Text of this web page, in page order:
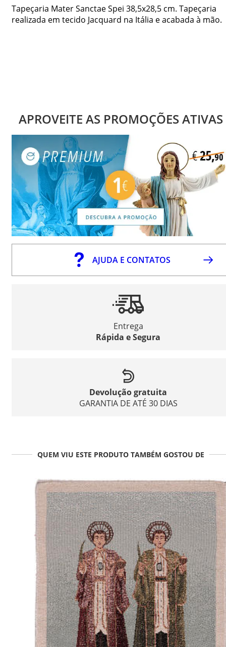
Tapeçaria Mater Sanctae Spei 38,5x28,5 cm. Tapeçaria
realizada em tecido Jacquard na Itália e acabada à mão.
APROVEITE AS PROMOÇÕES ATIVAS
AJUDA E CONTATOS
Entrega
Rápida e Segura
Devolução gratuita
GARANTIA DE ATÉ 30 DIAS
QUEM VIU ESTE PRODUTO TAMBÉM GOSTOU DE